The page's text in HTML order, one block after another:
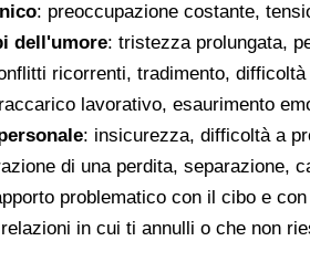
: preoccupazione costante,
dell'umore: tristezza prolungata,
ricorrenti, tradimento,
lavorativo, esaurimento
: insicurezza, difficoltà a
di una perdita, separazione,
problematico con il cibo e
in cui ti annulli o che non